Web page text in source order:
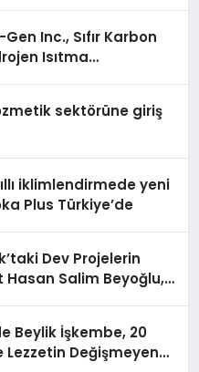
Inc., Sıfır Karbon
Isıtma
sektörüne giriş
iklimlendirmede yeni
Plus Türkiye’de
Dev Projelerin
Hasan Salim Beyoğlu,
Beylik İşkembe, 20
Lezzetin Değişmeyen